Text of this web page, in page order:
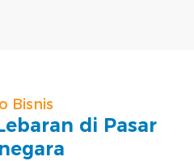
Bisnis
di Pasar